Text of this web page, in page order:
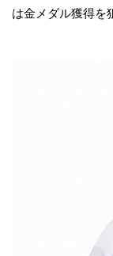
は金メダル獲得を